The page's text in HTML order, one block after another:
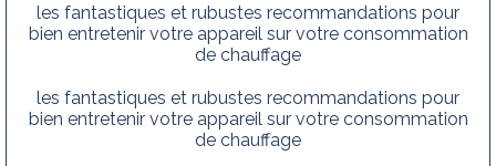
les fantastiques et rubustes recommandations pour
bien entretenir votre appareil sur votre consommation
de chauffage
les fantastiques et rubustes recommandations pour
bien entretenir votre appareil sur votre consommation
de chauffage